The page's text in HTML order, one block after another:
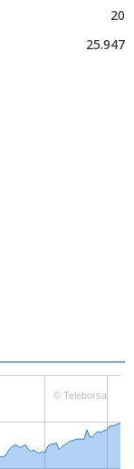
20
25.947
© Teleborsa